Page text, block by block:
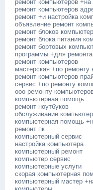
ремонт компьютеров
ремонт компьютеров
ремонт +и настройка
объявление ремонт
ремонт блоков
ремонт блока питания
ремонт бортовых
программы +для
ремонт компьютеров
мастерская +по ремонту
ремонт компьютеров
сервис +по ремонту
ооо ремонту
компьютерная помощь
ремонт ноутбуков
обслуживание
компьютерная помощь
ремонт пк
компьютерный сервис
настройка компьютера
компьютерный ремонт
компьютер сервис
компьютерные услуги
скорая компьютерная
компьютерный мастер